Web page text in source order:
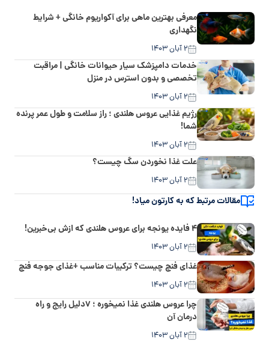
معرفی بهترین ماهی برای آکواریوم خانگی + شرایط
نگهداری
۲ آبان ۱۴۰۳
خدمات دامپزشک سیار حیوانات خانگی | مراقبت
تخصصی و بدون استرس در منزل
۲ آبان ۱۴۰۳
رژیم غذایی عروس هلندی ؛ راز سلامت و طول عمر پرنده
شما!
۲ آبان ۱۴۰۳
علت غذا نخوردن سگ چیست؟
۲ آبان ۱۴۰۳
مقالات مرتبط که به کارتون میاد!
۴ فایده یونجه برای عروس هلندی که ازش بی‌خبرین!
۲ آبان ۱۴۰۳
غذای فنچ چیست؟ ترکیبات مناسب +غذای جوجه فنچ
۲ آبان ۱۴۰۳
چرا عروس هلندی غذا نمیخوره ؛ ۷دلیل رایج و راه
درمان آن
۲ آبان ۱۴۰۳